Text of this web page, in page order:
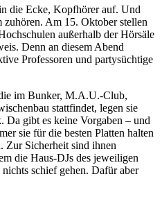
die Ecke, Kopfhörer auf. Und
zuhören. Am 15. Oktober stellen
außerhalb der Hörsäle
Denn an diesem Abend
Professoren und partysüchtige
im Bunker, M.A.U.-Club,
stattfindet, legen sie
gibt es keine Vorgaben – und
sie für die besten Platten halten
Zur Sicherheit sind ihnen
die Haus-DJs des jeweiligen
schief gehen. Dafür aber